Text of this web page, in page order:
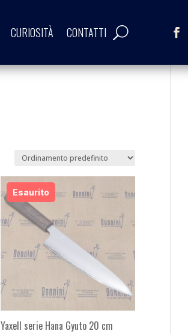
CURIOSITÀ CONTATTI
Yaxell serie Hana Gyuto 20 cm